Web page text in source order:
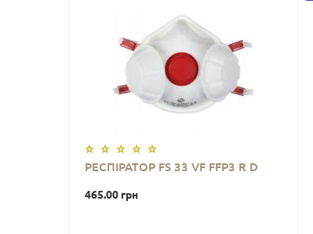
РЕСПІРАТОР FS 33 VF FFP3 R D
465.00 грн